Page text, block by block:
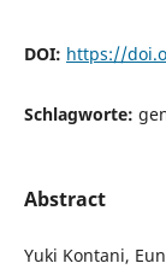
DOI: https://
Schlagworte:
Abstract
Yuki Kontani,